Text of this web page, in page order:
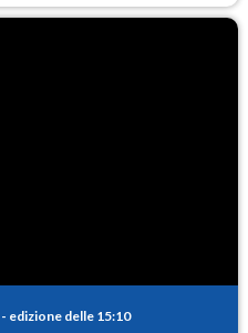
- edizione delle 15:10